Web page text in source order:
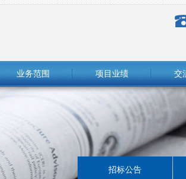
业务范围 项目业绩 交
招标公告